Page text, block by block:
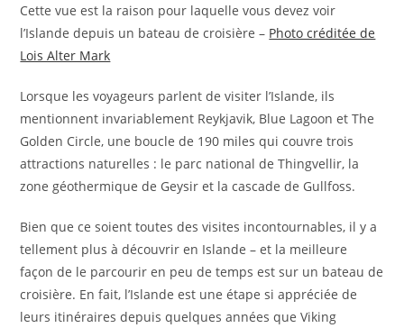
Cette vue est la raison pour laquelle vous devez voir
l’Islande depuis un bateau de croisière – Photo créditée de
Lois Alter Mark
Lorsque les voyageurs parlent de visiter l’Islande, ils
mentionnent invariablement Reykjavik, Blue Lagoon et The
Golden Circle, une boucle de 190 miles qui couvre trois
attractions naturelles : le parc national de Thingvellir, la
zone géothermique de Geysir et la cascade de Gullfoss.
Bien que ce soient toutes des visites incontournables, il y a
tellement plus à découvrir en Islande – et la meilleure
façon de le parcourir en peu de temps est sur un bateau de
croisière. En fait, l’Islande est une étape si appréciée de
leurs itinéraires depuis quelques années que Viking